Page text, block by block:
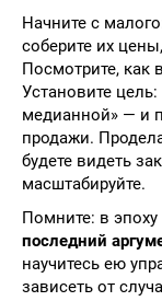
Начните с
соберите их
Посмотрите, как
Установите
медианной» — и
продажи.
будете видеть
масштабируйте.
Помните: в
последний
научитесь ею
зависеть от